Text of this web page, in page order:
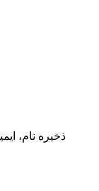
ذخیره نام،